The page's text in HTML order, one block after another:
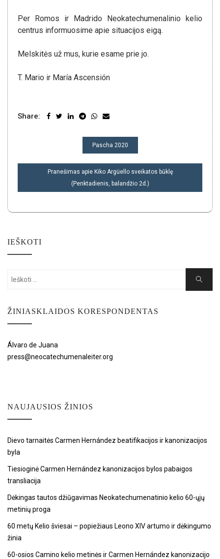
Per Romos ir Madrido Neokatechumenalinio kelio
centrus informuosime apie situacijos eigą.
Melskitės už mus, kurie esame prie jo.
T. Mario ir María Ascensión
Share:
ĮRAŠŲ
Pascha 2020
Pranešimas apie Kiko Argüello sveikatos būklę
(Penktadienis, balandžio 2d.)
IEŠKOTI
Search
Search
ŽINIASKLAIDOS KORESPONDENTAS
Álvaro de Juana
press@neocatechumenaleiter.org
NAUJAUSIOS ŽINIOS
Dievo tarnaitės Carmen Hernández beatifikacijos ir kanonizacijos
byla
Tiesioginė Carmen Hernández kanonizacijos bylos pabaigos
transliacija
Dėkingas tautos džiūgavimas Neokatechumenatinio kelio 60-ųjų
metinių proga
60 metų Kelio šviesai – popiežiaus Leono XIV artumo ir dėkingumo
žinia
60-osios Camino kelio metinės ir Carmen Hernández kanonizacijo